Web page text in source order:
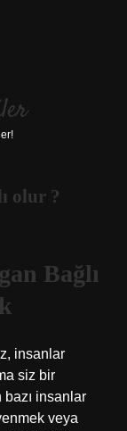
olur ?
Bağlı
insanlar
siz bir
insanlar
veya